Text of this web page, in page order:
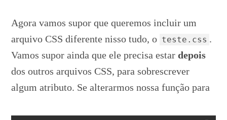
Agora vamos supor que queremos incluir um
arquivo CSS diferente nisso tudo, o teste.css .
Vamos supor ainda que ele precisa estardepois
dos outros arquivos CSS, para sobrescrever
algum atributo. Se alterarmos nossa função para